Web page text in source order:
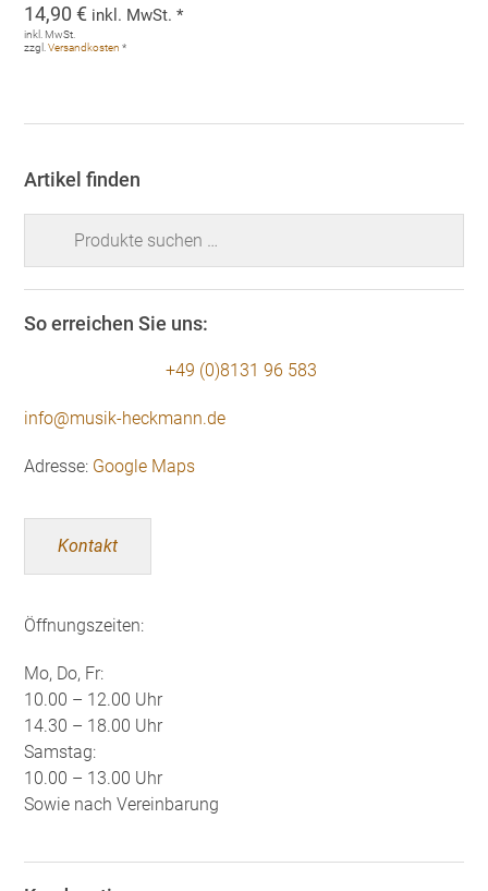
14,90€ inkl. MwSt. *
inkl. MwSt.
zzgl.Versandkosten *
Artikel finden
So erreichen Sie uns:
+49 (0)8131 96 583
info@musik-heckmann.de
Adresse: Google Maps
Kontakt
Öffnungszeiten:
Mo, Do, Fr:
10.00 – 12.00 Uhr
14.30 – 18.00 Uhr
Samstag:
10.00 – 13.00 Uhr
Sowie nach Vereinbarung